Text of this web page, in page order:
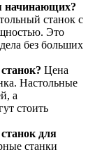
начинающих?
станок с
Это
без больших
Цена
Настольные
а
стоить
для
станки